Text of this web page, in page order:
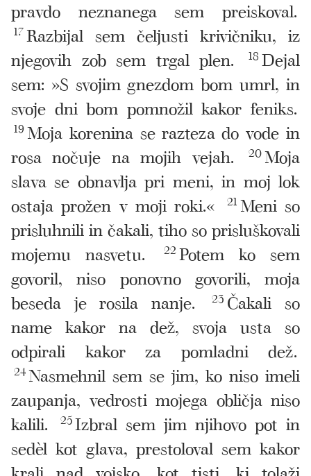
pravdo neznanega sem preiskoval.
17Razbijal sem čeljusti krivičniku, iz
njegovih zob sem trgal plen.
18 Dejal
sem: »S svojim gnezdom bom umrl, in
svoje dni bom pomnožil kakor feniks.
19 Moja korenina se razteza do vode in
rosa nočuje na mojih vejah.
20Moja
slava se obnavlja pri meni, in moj lok
ostaja prožen v moji roki.«
21 Meni so
prisluhnili in čakali, tiho so prisluškovali
mojemu nasvetu.
22Potem ko sem
govoril, niso ponovno govorili, moja
beseda je rosila nanje.
23 Čakali so
name kakor na dež, svoja usta so
odpirali kakor za pomladni dež.
24Nasmehnil sem se jim, ko niso imeli
zaupanja, vedrosti mojega obličja niso
kalili.
25Izbral sem jim njihovo pot in
sedèl kot glava, prestoloval sem kakor